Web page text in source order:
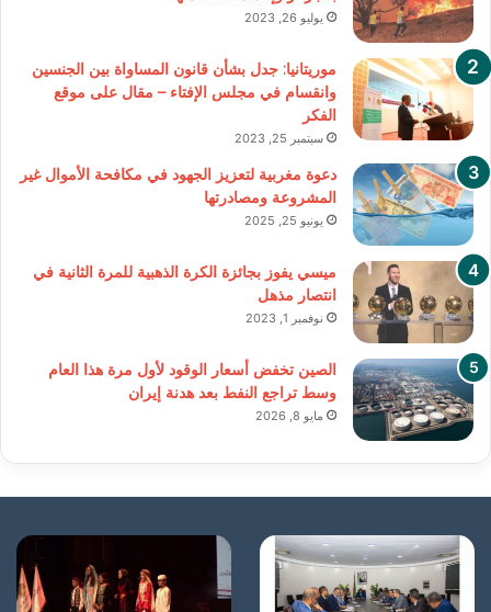
يوليو 26, 2023
موريتانيا: جدل بشأن قانون المساواة بين الجنسين
وانقسام في مجلس الإفتاء – مقال على موقع
الفكر
سبتمبر 25, 2023
دعوة مغربية لتعزيز الجهود في مكافحة الأموال غير
المشروعة ومصادرتها
يونيو 25, 2025
ميسي يفوز بجائزة الكرة الذهبية للمرة الثانية في
انتصار مذهل
نوفمبر 1, 2023
الصين تخفض أسعار الوقود لأول مرة هذا العام
وسط تراجع النفط بعد هدنة إيران
مايو 8, 2026